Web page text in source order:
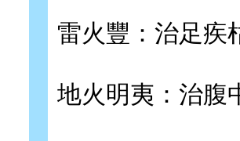
雷火豐：治足疾
地火明夷：治腹